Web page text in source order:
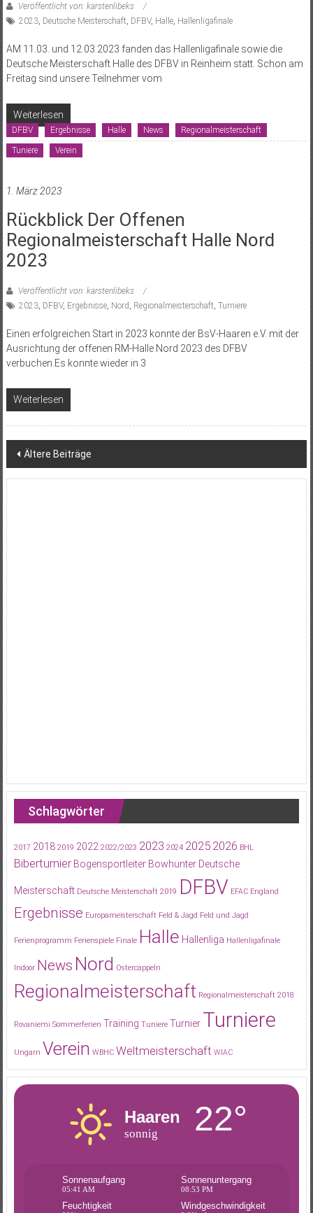
Veröffentlicht von: karstenlibeks
2023, Deutsche Meisterschaft DFBV, Halle, Hallenligafinale
AM 11.03. und 12.03.2023 fanden das Hallenligafinale sowie die
Deutsche Meisterschaft Halle des DFBV in Reinheim statt. Schon am
Freitag sind unsere Teilnehmer vom
Weiterlesen
DFBV Ergebnisse Halle News Regionalmeisterschaft
Tuniere Verein
1. März 2023
Rückblick Der Offenen
Regionalmeisterschaft Halle Nord
2023
Veröffentlicht von: karstenlibeks
2023, DFBV, Ergebnisse, Nord Regionalmeisterschaft Turniere
Einen erfolgreichen Start in 2023 konnte der BsV-Haaren e.V. mit der
Ausrichtung der offenen RM-Halle Nord 2023 des DFBV
verbuchen.Es konnte wieder in 3
Weiterlesen
Beitragsnavigation
Ältere Beiträge
Schlagwörter
2017 2018 2019 2022 2022/2023 2023 2024 2025 2026 BHL
Biberturnier Bogensportleiter Bowhunter Deutsche
Meisterschaft Deutsche Meisterschaft 2019 DFBV EFAC England
Ergebnisse Europameisterschaft Feld & Jagd Feld und Jagd
Ferienprogramm Ferienspiele Finale Halle Hallenliga Hallenligafinale
Indoor News Nord Ostercappeln
Regionalmeisterschaft Regionalmeisterschaft 2018
Rovaniemi Sommerferien Training Tuniere Turnier Turniere
Ungarn Verein WBHC Weltmeisterschaft WIAC
Haaren
sonnig 22°
Sonnenaufgang
05:41 AM
Sonnenuntergang
08:53 PM
Feuchtigkeit Windgeschwindigkeit